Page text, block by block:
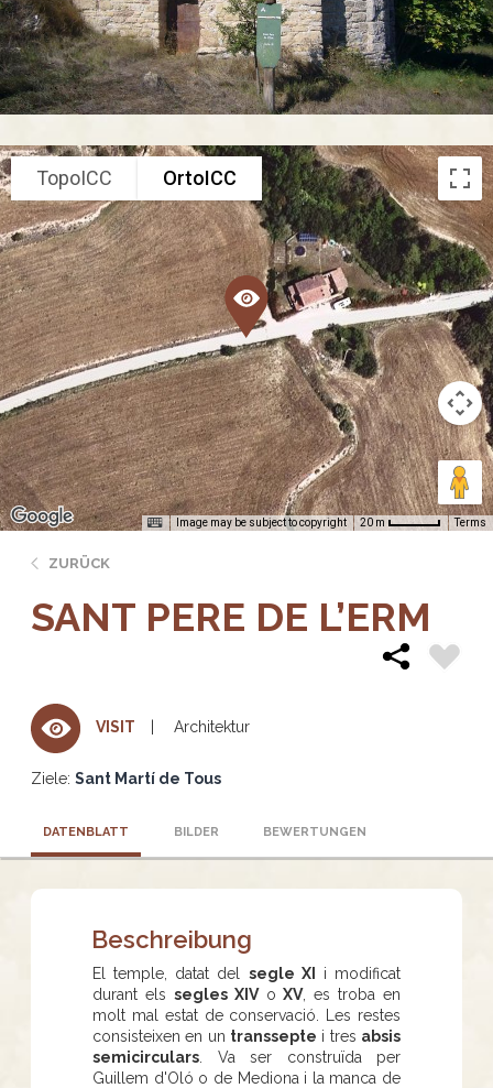
TopoICC OrtoICC
Image may be subject to copyright 20 m Terms
ZURÜCK
SANT PERE DE L’ERM
VISIT Architektur
Ziele: Sant Martí de Tous
DATENBLATT BILDER BEWERTUNGEN
Beschreibung
El temple, datat del segle XI
i modificat
durant els segles XIVoXV, es troba en
molt mal estat de conservació. Les restes
consisteixen en un transsepte i tres absis
semicirculars . Va ser construïda per
Guillem d'Oló o de Mediona i la manca de